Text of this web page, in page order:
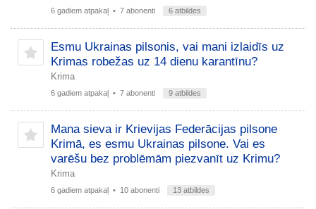
6 gadiem atpakaļ • 7 abonenti 6 atbildes
Esmu Ukrainas pilsonis, vai mani izlaidīs uz
Krimas robežas uz 14 dienu karantīnu?
Krima
6 gadiem atpakaļ • 7 abonenti 9 atbildes
Mana sieva ir Krievijas Federācijas pilsone
Krimā, es esmu Ukrainas pilsone. Vai es
varēšu bez problēmām piezvanīt uz Krimu?
Krima
6 gadiem atpakaļ • 10 abonenti 13 atbildes